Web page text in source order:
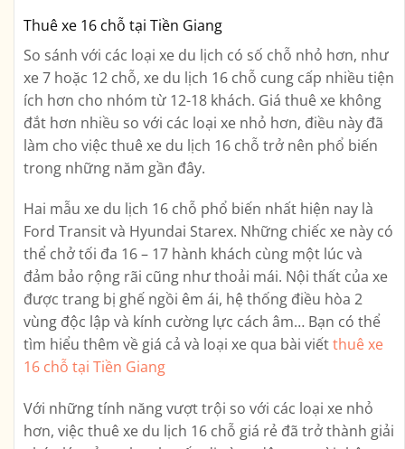
Thuê xe 16 chỗ tại Tiền Giang
So sánh với các loại xe du lịch có số chỗ nhỏ hơn, như
xe 7 hoặc 12 chỗ, xe du lịch 16 chỗ cung cấp nhiều tiện
ích hơn cho nhóm từ 12-18 khách. Giá thuê xe không
đắt hơn nhiều so với các loại xe nhỏ hơn, điều này đã
làm cho việc thuê xe du lịch 16 chỗ trở nên phổ biến
trong những năm gần đây.
Hai mẫu xe du lịch 16 chỗ phổ biến nhất hiện nay là
Ford Transit và Hyundai Starex. Những chiếc xe này có
thể chở tối đa 16 – 17 hành khách cùng một lúc và
đảm bảo rộng rãi cũng như thoải mái. Nội thất của xe
được trang bị ghế ngồi êm ái, hệ thống điều hòa 2
vùng độc lập và kính cường lực cách âm… Bạn có thể
tìm hiểu thêm về giá cả và loại xe qua bài viếtthuê xe
16 chỗ tại Tiền Giang
Với những tính năng vượt trội so với các loại xe nhỏ
hơn, việc thuê xe du lịch 16 chỗ giá rẻ đã trở thành giải